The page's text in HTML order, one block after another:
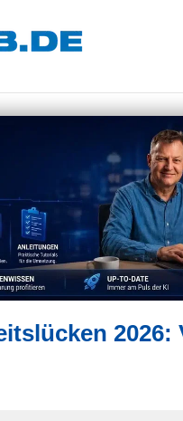
2026: